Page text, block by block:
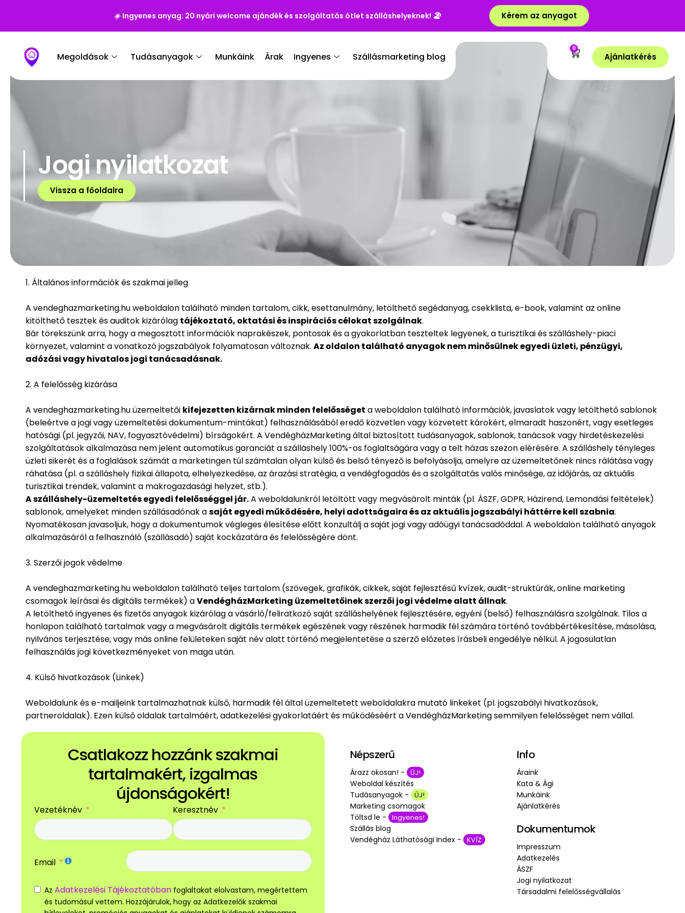
☀️ Ingyenes anyag: 20 nyári welcome ajándék és szolgáltatás ötlet szálláshelyeknek! 🏖️ Kérem az anyagot
Megoldások Tudásanyagok Munkáink Árak Ingyenes Szállásmarketing blog
0
Ajánlatkérés
Jogi nyilatkozat
Vissza a főoldalra
1. Általános információk és szakmai jelleg
A vendeghazmarketing.hu weboldalon található minden tartalom, cikk, esettanulmány, letölthető segédanyag, csekklista, e-book, valamint az online
kitölthető tesztek és auditok kizárólag tájékoztató, oktatási és inspirációs célokat szolgálnak.
Bár törekszünk arra, hogy a megosztott információk naprakészek, pontosak és a gyakorlatban teszteltek legyenek, a turisztikai és szálláshely-piaci
környezet, valamint a vonatkozó jogszabályok folyamatosan változnak. Az oldalon található anyagok nem minősülnek egyedi üzleti, pénzügyi,
adózási vagy hivatalos jogi tanácsadásnak.
2. A felelősség kizárása
A vendeghazmarketing.hu üzemeltetői kifejezetten kizárnak minden felelősséget a weboldalon található információk, javaslatok vagy letölthető sablonok
(beleértve a jogi vagy üzemeltetési dokumentum-mintákat) felhasználásából eredő közvetlen vagy közvetett károkért, elmaradt haszonért, vagy esetleges
hatósági (pl. jegyzői, NAV, fogyasztóvédelmi) bírságokért. A VendégházMarketing által biztosított tudásanyagok, sablonok, tanácsok vagy hirdetéskezelési
szolgáltatások alkalmazása nem jelent automatikus garanciát a szálláshely 100%-os foglaltságára vagy a telt házas szezon elérésére. A szálláshely tényleges
üzleti sikerét és a foglalások számát a marketingen túl számtalan olyan külső és belső tényező is befolyásolja, amelyre az üzemeltetőnek nincs rálátása vagy
ráhatása (pl. a szálláshely fizikai állapota, elhelyezkedése, az árazási stratégia, a vendégfogadás és a szolgáltatás valós minősége, az időjárás, az aktuális
turisztikai trendek, valamint a makrogazdasági helyzet, stb.).
A szálláshely-üzemeltetés egyedi felelősséggel jár.A weboldalunkról letöltött vagy megvásárolt minták (pl. ÁSZF, GDPR, Házirend, Lemondási feltételek)
sablonok, amelyeket minden szállásadónak asaját egyedi működésére, helyi adottságaira és az aktuális jogszabályi háttérre kell szabnia.
Nyomatékosan javasoljuk, hogy a dokumentumok végleges élesítése előtt konzultálj a saját jogi vagy adóügyi tanácsadóddal. A weboldalon található anyagok
alkalmazásáról a felhasználó (szállásadó) saját kockázatára és felelősségére dönt.
3. Szerzői jogok védelme
A vendeghazmarketing.hu weboldalon található teljes tartalom (szövegek, grafikák, cikkek, saját fejlesztésű kvízek, audit-struktúrák, online marketing
csomagok leírásai és digitális termékek) aVendégházMarketing üzemeltetőinek szerzői jogi védelme alatt állnak.
A letölthető ingyenes és fizetős anyagok kizárólag a vásárló/feliratkozó saját szálláshelyének fejlesztésére, egyéni (belső) felhasználásra szolgálnak. Tilos a
honlapon található tartalmak vagy a megvásárolt digitális termékek egészének vagy részének harmadik fél számára történő továbbértékesítése, másolása,
nyilvános terjesztése, vagy más online felületeken saját név alatt történő megjelentetése a szerző előzetes írásbeli engedélye nélkül. A jogosulatlan
felhasználás jogi következményeket von maga után.
4. Külső hivatkozások (Linkek)
Weboldalunk és e-mailjeink tartalmazhatnak külső, harmadik fél által üzemeltetett weboldalakra mutató linkeket (pl. jogszabályi hivatkozások,
partneroldalak). Ezen külső oldalak tartalmáért, adatkezelési gyakorlatáért és működéséért a VendégházMarketing semmilyen felelősséget nem vállal.
Csatlakozz hozzánk szakmai
tartalmakért, izgalmas
újdonságokért!
Vezetéknév Keresztnév
Email
Az Adatkezelési Tájékoztatóban foglaltakat elolvastam, megértettem
és tudomásul vettem. Hozzájárulok, hogy az Adatkezelők szakmai
Népszerű
Árazz okosan! - ÚJ!
Weboldal készítés
Tudásanyagok -
ÚJ!
Marketing csomagok
Töltsd le -
Ingyenes!
Szállás blog
Vendégház Láthatósági Index -
KVÍZ
Info
Áraink
Kata & Ági
Munkáink
Ajánlatkérés
Dokumentumok
Impresszum
Adatkezelés
ÁSZF
Jogi nyilatkozat
Társadalmi felelősségvállalás